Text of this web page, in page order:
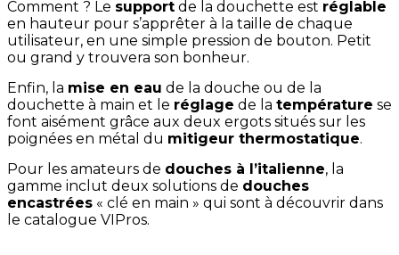
Comment ? Le support de la douchette est réglable
en hauteur pour s’apprêter à la taille de chaque
utilisateur, en une simple pression de bouton. Petit
ou grand y trouvera son bonheur.
Enfin, la mise en eau de la douche ou de la
douchette à main et le réglage de la température se
font aisément grâce aux deux ergots situés sur les
poignées en métal du mitigeur thermostatique.
Pour les amateurs de douches à l’italienne, la
gamme inclut deux solutions de douches
encastrées « clé en main » qui sont à découvrir dans
le catalogue VIPros.